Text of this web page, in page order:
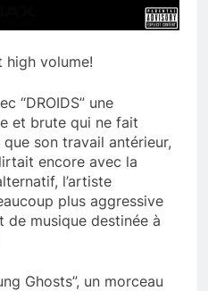
high volume!
“DROIDS” une
et brute qui ne fait
son travail antérieur,
encore avec la
l’artiste
plus aggressive
de musique destinée à
Ghosts”, un morceau